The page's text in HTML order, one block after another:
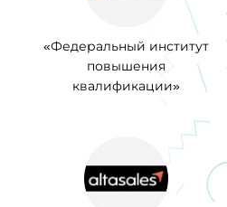
«Федеральный институт
повышения
квалификации»